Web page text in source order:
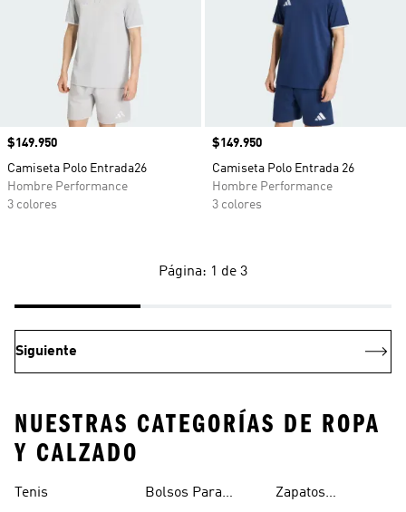
Precio
$149.950
Camiseta Polo Entrada26
Hombre Performance
3 colores
Precio
$149.950
Camiseta Polo Entrada 26
Hombre Performance
3 colores
Página: 1 de 3
Siguiente
NUESTRAS CATEGORÍAS DE ROPA
Y CALZADO
Tenis
Bolsos Para
Zapatos